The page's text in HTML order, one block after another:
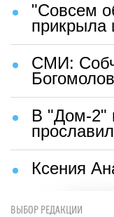
"Совсем
прикрыла
СМИ:
В "Дом-2"
Ксения
ВЫБОР РЕДАКЦИИ